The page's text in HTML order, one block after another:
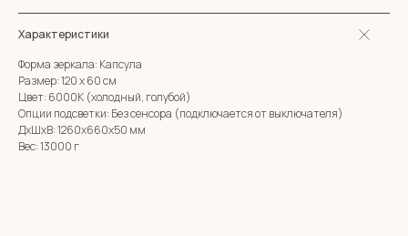
Характеристики
Форма зеркала: Капсула
Размер: 120 х 60 см
Цвет: 6000К (холодный, голубой)
Опции подсветки: Без сенсора (подключается от выключателя)
ДxШxВ: 1260x660x50 мм
Вес: 13000 г
Оставь заявку и мы с Вами свяжемся
Имя
Телефон
+7